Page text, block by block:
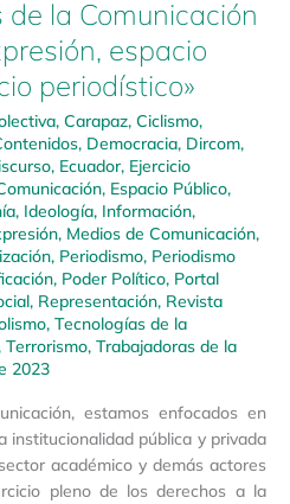
la Comunicación
espacio
periodístico»
, Carapaz, Ciclismo,
, Democracia, Dircom,
, Ecuador, Ejercicio
, Espacio Público,
, Ideología, Información,
, Medios de Comunicación,
, Periodismo, Periodismo
, Poder Político, Portal
, Representación, Revista
, Tecnologías de la
, Terrorismo, Trabajadoras de la
2023
estamos enfocados en
institucionalidad pública y privada
académico y demás actores
pleno de los derechos a la